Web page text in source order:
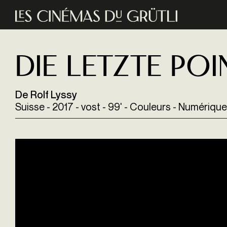
Aller au contenu principal
Die letzte
De Rolf Lyssy
Suisse - 2017 - vost - 99' - Couleurs - Numérique